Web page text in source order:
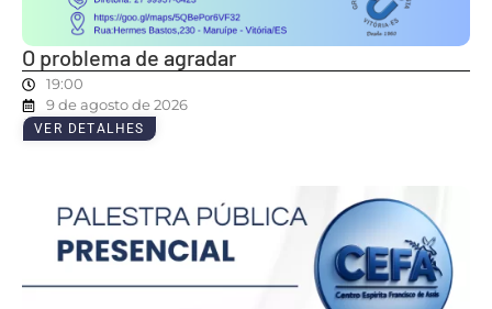
O problema de agradar
19:00
9 de agosto de 2026
VER DETALHES